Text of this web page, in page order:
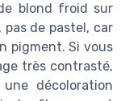
blond froid sur
pas de pastel, car
pigment. Si vous
très contrasté,
décoloration